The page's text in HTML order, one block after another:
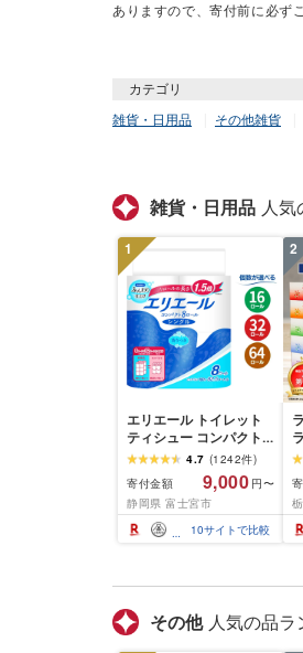
ありますので、寄付前に必ず
カテゴリ
雑貨・日用品
その他雑貨
雑貨・日用品 人気
1
エリエール トイレット
ティシュー コンパクト
シングル [個数が選べ
る:16・32・64 ロール]
1.5倍巻 82.5m トイレッ
トペーパー シングル パ
ルプ100% 香りつき 日用
品 消耗品 備蓄 ふるさと
4.7 (1242件)
寄付金額
9,000 円〜
静岡県 富士宮市
10サイトで比較
2
その他 人気の品ラ